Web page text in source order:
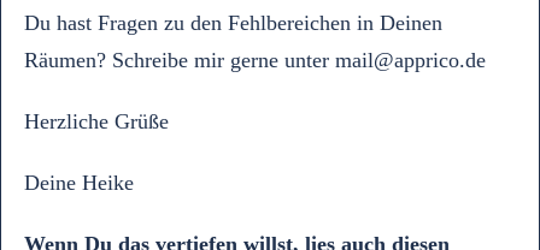
Du hast Fragen zu den Fehlbereichen in Deinen
Räumen? Schreibe mir gerne unter mail@apprico.de
Herzliche Grüße
Deine Heike
Wenn Du das vertiefen willst, lies auch diesen